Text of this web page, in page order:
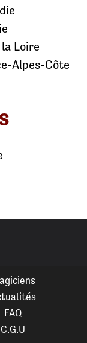
Loire
Alpes-Côte
FAQ
C.G.U